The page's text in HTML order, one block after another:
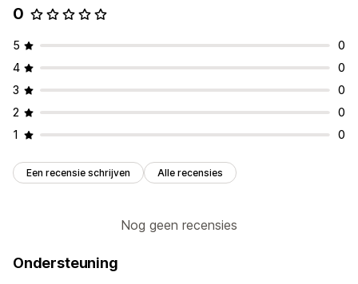
0
5
0
4
0
3
0
2
0
1
0
Een recensie schrijven Alle recensies
Nog geen recensies
Ondersteuning